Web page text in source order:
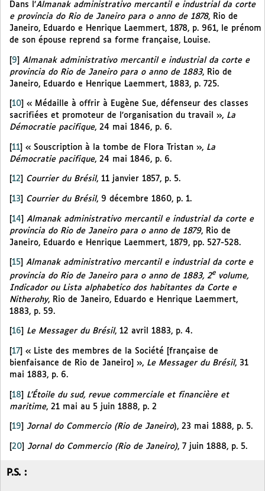
Dans l’Almanak administrativo mercantil e industrial da corte
e provincia do Rio de Janeiro para o anno de 1878, Rio de
Janeiro, Eduardo e Henrique Laemmert, 1878, p. 961, le prénom
de son épouse reprend sa forme française, Louise.
[9] Almanak administrativo mercantil e industrial da corte e
provincia do Rio de Janeiro para o anno de 1883, Rio de
Janeiro, Eduardo e Henrique Laemmert, 1883, p. 725.
10
« Médaille à offrir à Eugène Sue, défenseur des classes
sacrifiées et promoteur de l’organisation du travail », La
Démocratie pacifique, 24 mai 1846, p. 6.
[11] « Souscription à la tombe de Flora Tristan », La
Démocratie pacifique, 24 mai 1846, p. 6.
12 Courrier du Brésil, 11 janvier 1857, p. 5.
13 Courrier du Brésil, 9 décembre 1860, p. 1.
[14] Almanak administrativo mercantil e industrial da corte e
provincia do Rio de Janeiro para o anno de 1879, Rio de
Janeiro, Eduardo e Henrique Laemmert, 1879, pp. 527-528.
15
Almanak administrativo mercantil e industrial da corte e
provincia do Rio de Janeiro para o anno de 1883, 2evolume,
Indicador ou Lista alphabetico dos habitantes da Corte e
Nitherohy, Rio de Janeiro, Eduardo e Henrique Laemmert,
1883, p. 59.
16 Le Messager du Brésil, 12 avril 1883, p. 4.
17
« Liste des membres de la Société [française de
bienfaisance de Rio de Janeiro] », Le Messager du Brésil, 31
mai 1883, p. 6.
[18] L’Étoile du sud, revue commerciale et financière et
maritime, 21 mai au 5 juin 1888, p. 2
19 Jornal do Commercio (Rio de Janeiro), 23 mai 1888, p. 5.
[20] Jornal do Commercio (Rio de Janeiro), 7 juin 1888, p. 5.
P.S. :